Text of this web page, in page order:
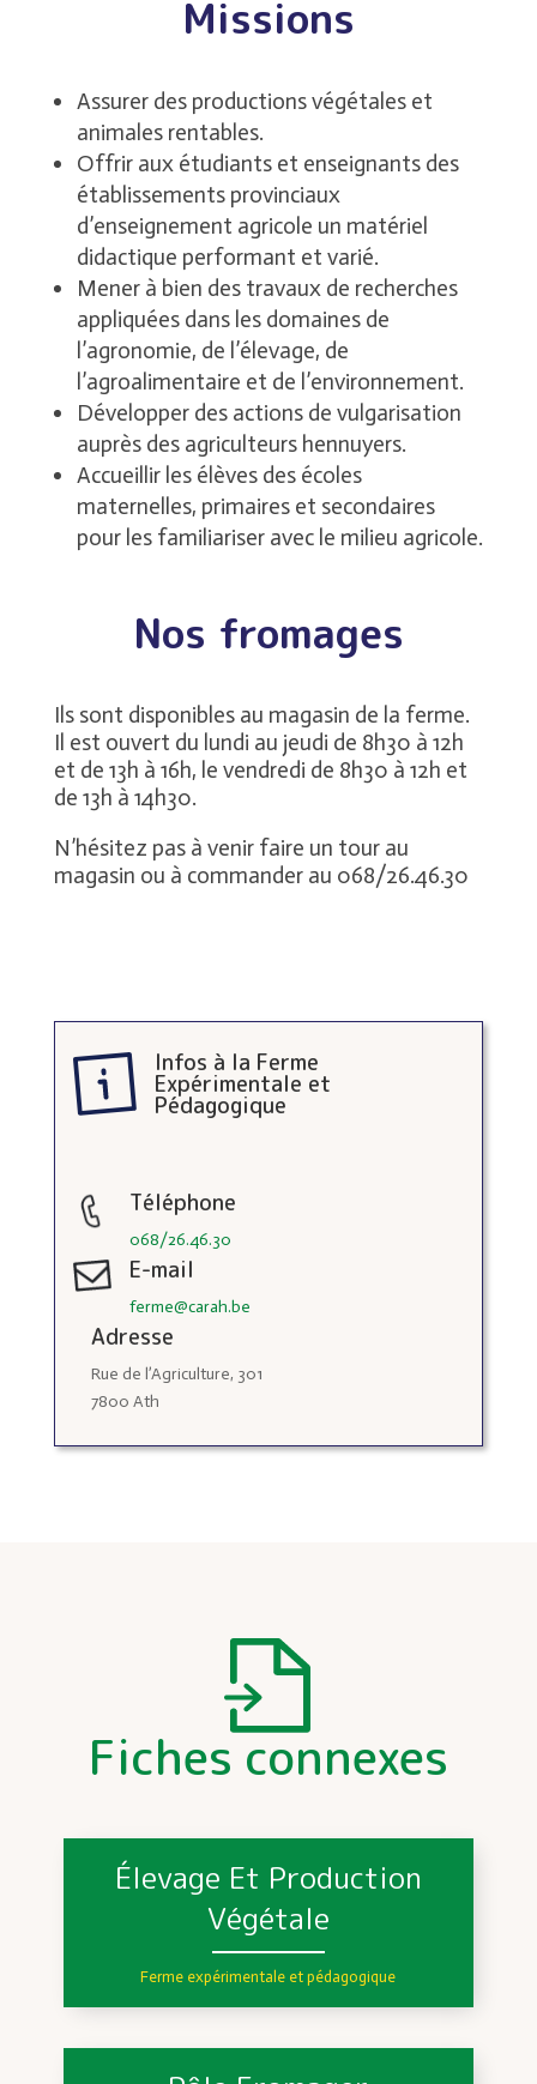
Missions
Assurer des productions végétales et
animales rentables.
Offrir aux étudiants et enseignants des
établissements provinciaux
d’enseignement agricole un matériel
didactique performant et varié.
Mener à bien des travaux de recherches
appliquées dans les domaines de
l’agronomie, de l’élevage, de
l’agroalimentaire et de l’environnement.
Développer des actions de vulgarisation
auprès des agriculteurs hennuyers.
Accueillir les élèves des écoles
maternelles, primaires et secondaires
pour les familiariser avec le milieu agricole.
Nos fromages
Ils sont disponibles au magasin de la ferme.
Il est ouvert du lundi au jeudi de 8h30 à 12h
et de 13h à 16h, le vendredi de 8h30 à 12h et
de 13h à 14h30.
N’hésitez pas à venir faire un tour au
magasin ou à commander au 068/26.46.30
Infos à la Ferme
Expérimentale et
Pédagogique
Téléphone
068/26.46.30
E-mail
ferme@carah.be
Adresse
Rue de l’Agriculture, 301
7800 Ath
Fiches connexes
Élevage Et Production
Végétale
Ferme expérimentale et pédagogique